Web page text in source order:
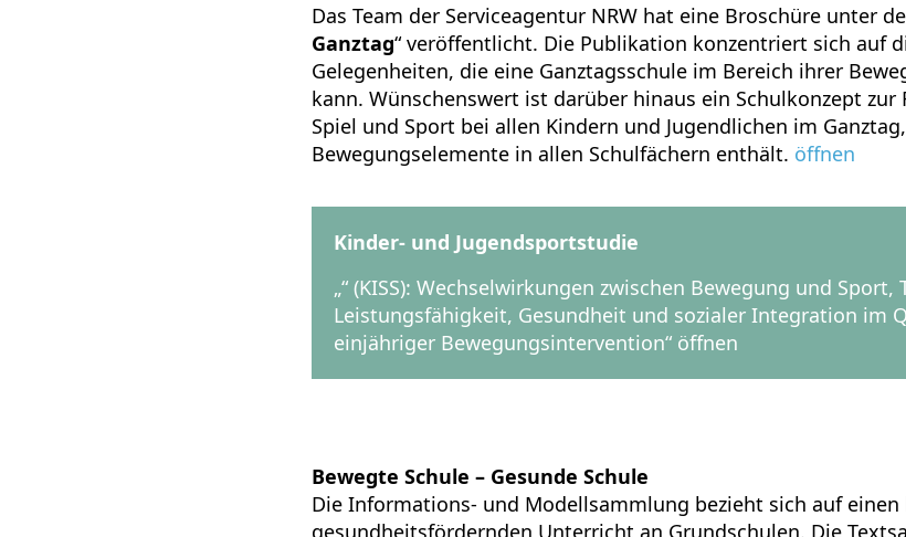
Das Team der Serviceagentur NRW hat eine Broschüre unter
Ganztag“ veröffentlicht. Die Publikation konzentriert sich auf
Gelegenheiten, die eine Ganztagsschule im Bereich ihrer
kann. Wünschenswert ist darüber hinaus ein Schulkonzept zur
Spiel und Sport bei allen Kindern und Jugendlichen im
Bewegungselemente in allen Schulfächern enthält. öffnen
Kinder- und Jugendsportstudie
„“ (KISS): Wechselwirkungen zwischen Bewegung und Sport,
Leistungsfähigkeit, Gesundheit und sozialer Integration im
einjähriger Bewegungsintervention“ öffnen
Bewegte Schule – Gesunde Schule
Die Informations- und Modellsammlung bezieht sich auf einen
gesundheitsfördernden Unterricht an Grundschulen. Die